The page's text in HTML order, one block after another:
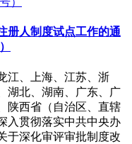
册人制度试点工作的通
江、上海、江苏、浙
湖北、湖南、广东、广
陕西省（自治区、直辖
贯彻落实中共中央办
于深化审评审批制度改